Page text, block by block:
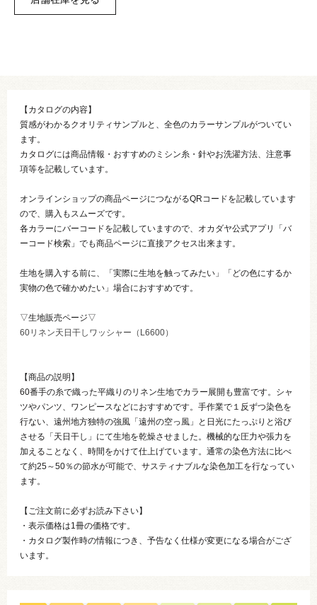
【カタログの内容】
質感がわかるクオリティサンプルと、全色のカラーサンプルがついてい
ます。
カタログには商品情報・おすすめのミシン糸・針やお洗濯方法、注意事
項等を記載しています。
オンラインショップの商品ページにつながるQRコードを記載しています
ので、購入もスムーズです。
各カラーにバーコードを記載していますので、オカダヤ公式アプリ「バ
ーコード検索」でも商品ページに直接アクセス出来ます。
生地を購入する前に、「実際に生地を触ってみたい」「どの色にするか
実物の色で確かめたい」場合におすすめです。
▽生地販売ページ▽
60リネン天日干しワッシャー（L6600）
【商品の説明】
60番手の糸で織った平織りのリネン生地でカラー展開も豊富です。シャ
ツやパンツ、ワンピースなどにおすすめです。手作業で１反ずつ染色を
行ない、遠州地方独特の強風「遠州の空っ風」と日光にたっぷりと浴び
させる「天日干し」にて生地を乾燥させました。機械的な圧力や張力を
加えることなく、時間をかけて仕上げています。通常の染色方法に比べ
て約25～50％の節水が可能で、サスティナブルな染色加工を行なってい
ます。
【ご注文前に必ずお読み下さい】
・表示価格は1冊の価格です。
・カタログ製作時の情報につき、予告なく仕様が変更になる場合がござ
います。